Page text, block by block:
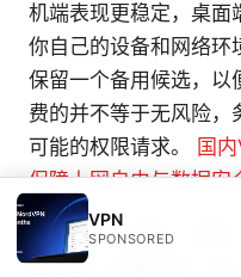
机端表现更稳定，桌面
你自己的设备和网络环
保留一个备用候选，以
费的并不等于无风险，
可能的权限请求。
国
保障上网自由与数据
最后，把「成本、速度
里追踪。每周对比一次
VPN
SPONSORED